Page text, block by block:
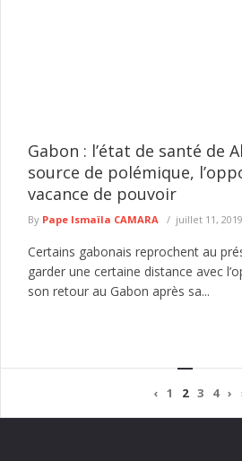
Gabon : l’état de santé de
source de polémique,
vacance de pouvoir
By Pape Ismaïla CAMARA juillet 11, 2019
Certains gabonais reprochent au
garder une certaine distance avec
son retour au Gabon après sa...
‹ 1 2 3 4 ›